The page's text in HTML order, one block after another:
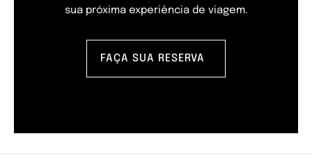
sua próxima experiência de viagem.
FAÇA SUA RESERVA